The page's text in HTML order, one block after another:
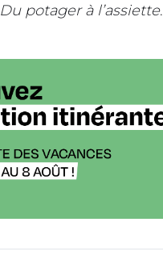
Du potager à l’assiette.